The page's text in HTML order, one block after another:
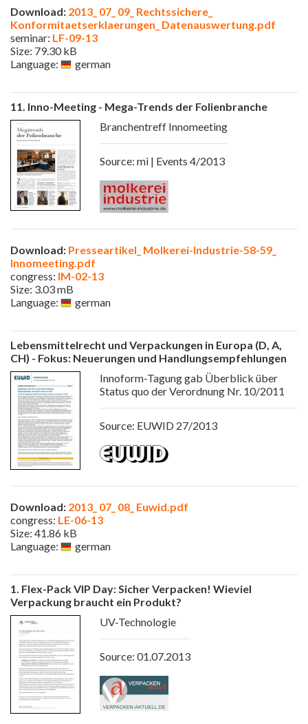
Download: 2013_ 07_ 09_ Rechtssichere_
Konformitaetserklaerungen_ Datenauswertung.pdf
seminar: LF-09-13
Size: 79.30 kB
Language:
german
11. Inno-Meeting - Mega-Trends der Folienbranche
Branchentreff Innomeeting
Source: mi | Events 4/2013
Download: Presseartikel_ Molkerei-Industrie-58-59_
Innomeeting.pdf
congress: IM-02-13
Size: 3.03 mB
Language:
german
Lebensmittelrecht und Verpackungen in Europa (D, A,
CH) - Fokus: Neuerungen und Handlungsempfehlungen
Innoform-Tagung gab Überblick über
Status quo der Verordnung Nr. 10/2011
Source: EUWID 27/2013
Download: 2013_ 07_ 08_ Euwid.pdf
congress: LE-06-13
Size: 41.86 kB
Language:
german
1. Flex-Pack VIP Day: Sicher Verpacken! Wieviel
Verpackung braucht ein Produkt?
UV-Technologie
Source: 01.07.2013